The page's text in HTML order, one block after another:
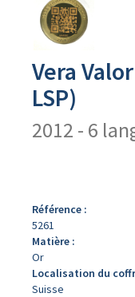
produit
Vera
LSP)
2012 - 6
Référence :
5261
Matière :
Or
Localisation du
Suisse